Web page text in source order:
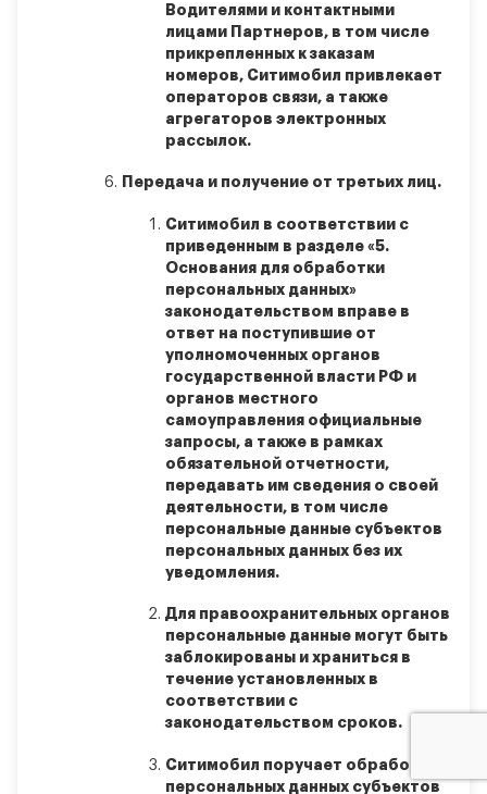
Водителями и контактными
лицами Партнеров, в том числе
прикрепленных к заказам
номеров, Ситимобил привлекает
операторов связи, а также
агрегаторов электронных
рассылок.
Передача и получение от третьих лиц.
Ситимобил в соответствии с
приведенным в разделе «5.
Основания для обработки
персональных данных»
законодательством вправе в
ответ на поступившие от
уполномоченных органов
государственной власти РФ и
органов местного
самоуправления официальные
запросы, а также в рамках
обязательной отчетности,
передавать им сведения о своей
деятельности, в том числе
персональные данные субъектов
персональных данных без их
уведомления.
Для правоохранительных органов
персональные данные могут быть
заблокированы и храниться в
течение установленных в
соответствии с
законодательством сроков.
Ситимобил поручает обработку
персональных данных субъектов